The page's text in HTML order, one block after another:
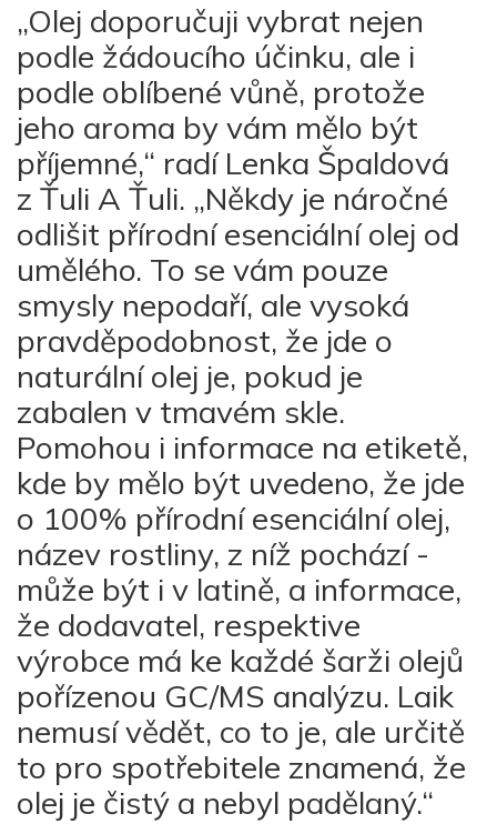
„Olej doporučuji vybrat nejen
podle žádoucího účinku, ale i
podle oblíbené vůně, protože
jeho aroma by vám mělo být
příjemné,“ radí Lenka Špaldová
z Ťuli A Ťuli. „Někdy je náročné
odlišit přírodní esenciální olej od
umělého. To se vám pouze
smysly nepodaří, ale vysoká
pravděpodobnost, že jde o
naturální olej je, pokud je
zabalen v tmavém skle.
Pomohou i informace na etiketě,
kde by mělo být uvedeno, že jde
o 100% přírodní esenciální olej,
název rostliny, z níž pochází -
může být i v latině, a informace,
že dodavatel, respektive
výrobce má ke každé šarži olejů
pořízenou GC/MS analýzu. Laik
nemusí vědět, co to je, ale určitě
to pro spotřebitele znamená, že
olej je čistý a nebyl padělaný.“